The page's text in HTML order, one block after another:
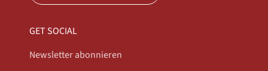
GET SOCIAL
Newsletter abonnieren